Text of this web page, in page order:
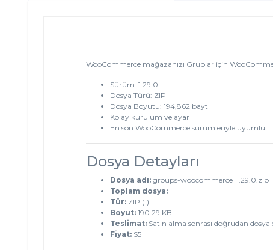
WooCommerce mağazanızı Gruplar için
Sürüm: 1.29.0
Dosya Türü: ZIP
Dosya Boyutu: 194,862 bayt
Kolay kurulum ve ayar
En son WooCommerce sürümleriyle uyumlu
Dosya Detayları
Dosya adı: groups-woocommerce_1.29.0.zip
Toplam dosya: 1
Tür: ZIP (1)
Boyut: 190.29 KB
Teslimat: Satın alma sonrası doğrudan dosya
Fiyat: $5